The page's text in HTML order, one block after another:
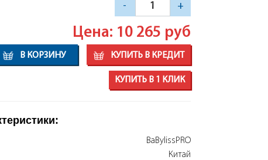
- +
Цена: 10 265 руб
В КОРЗИНУ КУПИТЬ В КРЕДИТ
КУПИТЬ В 1 КЛИК
BaBylissPRO
Китай